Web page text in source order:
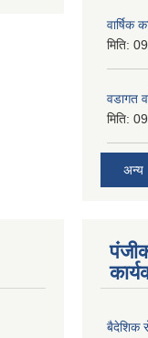
वार्षिक
मिति:
वडागत
मिति:
अन्य
बैदेशिक